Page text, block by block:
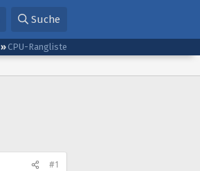
Suche
CPU-Rangliste
#1